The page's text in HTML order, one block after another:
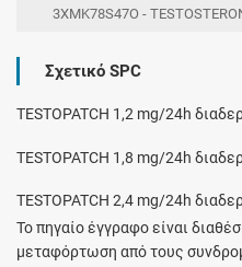
3XMK78S47O -
Σχετικό SPC
TESTOPATCH 1,2 mg/24h
TESTOPATCH 1,8 mg/24h
TESTOPATCH 2,4 mg/24h
Το πηγαίο έγγραφο είναι
μεταφόρτωση από τους